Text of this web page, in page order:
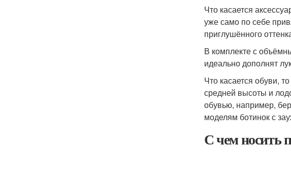
Что касается
уже само по себе
приглушённого
В комплекте с
идеально дополнят
Что касается обуви,
средней высоты и
обувью, например,
моделям ботинок с
С чем носить